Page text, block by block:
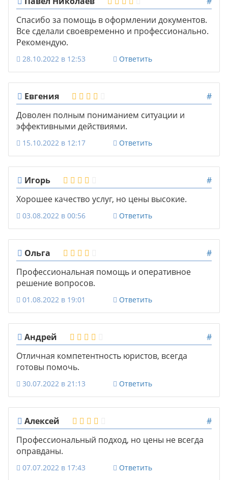
Спасибо за помощь в оформлении документов.
Все сделали своевременно и профессионально.
Рекомендую.
28.10.2022 в 12:53 Ответить
Евгения
#
Доволен полным пониманием ситуации и
эффективными действиями.
15.10.2022 в 12:17 Ответить
Игорь
#
Хорошее качество услуг, но цены высокие.
03.08.2022 в 00:56 Ответить
Ольга
#
Профессиональная помощь и оперативное
решение вопросов.
01.08.2022 в 19:01 Ответить
Андрей
#
Отличная компетентность юристов, всегда
готовы помочь.
30.07.2022 в 21:13 Ответить
Алексей
#
Профессиональный подход, но цены не всегда
оправданы.
07.07.2022 в 17:43 Ответить